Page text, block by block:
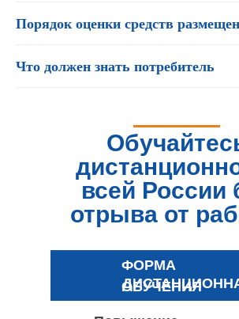
Порядок оценки средств
Что должен знать потребитель
всей России
отрыва от
ФОРМА
ОБУЧЕНИЯ